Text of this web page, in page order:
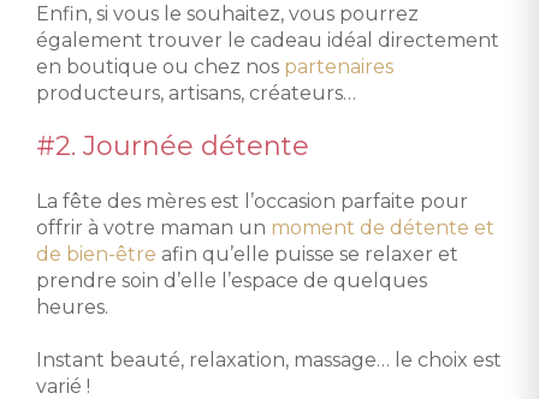
Enfin, si vous le souhaitez, vous pourrez
également trouver le cadeau idéal directement
en boutique ou chez nos partenaires
producteurs, artisans, créateurs…
#2. Journée détente
La fête des mères est l’occasion parfaite pour
offrir à votre maman un moment de détente et
de bien-être afin qu’elle puisse se relaxer et
prendre soin d’elle l’espace de quelques
heures.
Instant beauté, relaxation, massage… le choix est
varié !